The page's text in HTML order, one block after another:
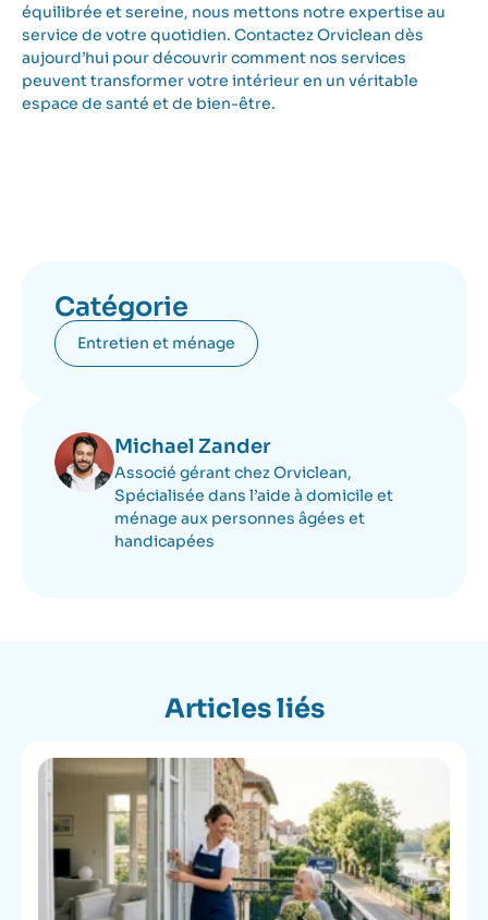
équilibrée et sereine, nous mettons notre expertise au
service de votre quotidien. Contactez Orviclean dès
aujourd’hui pour découvrir comment nos services
peuvent transformer votre intérieur en un véritable
espace de santé et de bien-être.
Catégorie
Entretien et ménage
Michael Zander
Associé gérant chez Orviclean,
Spécialisée dans l’aide à domicile et
ménage aux personnes âgées et
handicapées
Articles liés